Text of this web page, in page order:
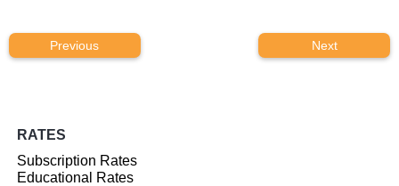
Previous Next
RATES
Subscription Rates
Educational Rates